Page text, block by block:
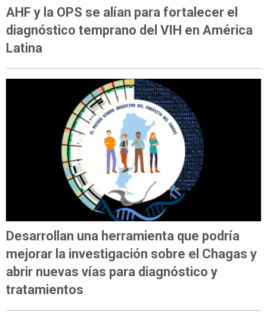
AHF y la OPS se alían para fortalecer el
diagnóstico temprano del VIH en América
Latina
Desarrollan una herramienta que podría
mejorar la investigación sobre el Chagas y
abrir nuevas vías para diagnóstico y
tratamientos